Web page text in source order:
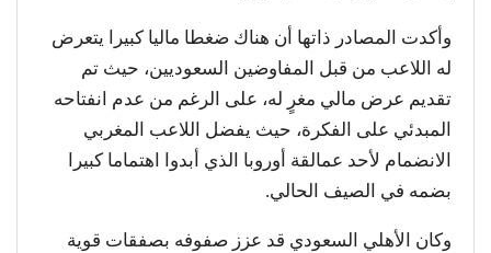
وأكدت المصادر ذاتها أن هناك ضغطا ماليا كبيرا يتعرض
له اللاعب من قبل المفاوضين السعوديين، حيث تم
تقديم عرض مالي مغرٍ له، على الرغم من عدم انفتاحه
المبدئي على الفكرة، حيث يفضل اللاعب المغربي
الانضمام لأحد عمالقة أوروبا الذي أبدوا اهتماما كبيرا
بضمه في الصيف الحالي.
وكان الأهلي السعودي قد عزز صفوفه بصفقات قوية